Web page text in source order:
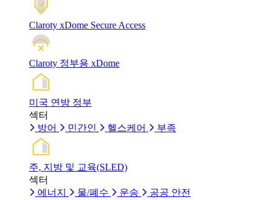
Claroty xDome Secure Access
Claroty 정부용 xDome
미국 연방 정부
섹터
방어
민간인 헬스케어 부족
주, 지방 및 교육(SLED)
섹터
에너지
물/폐수 운송 공공 안전